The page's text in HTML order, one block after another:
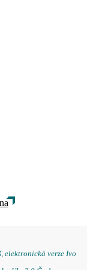
elektronická verze Ivo